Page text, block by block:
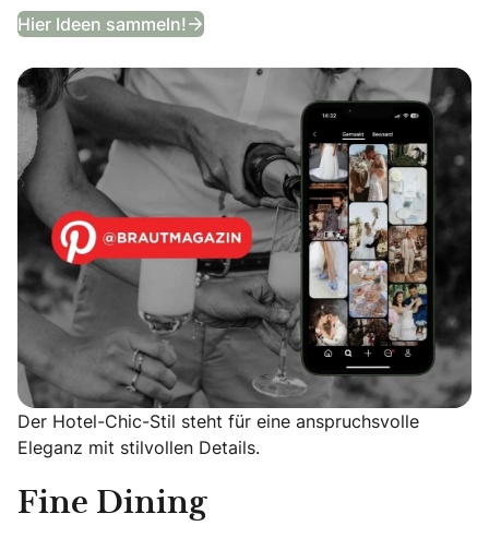
Hier Ideen sammeln! Entdeckt unser Hochzeits-
Der Hotel-Chic-Stil steht für eine anspruchsvolle
Eleganz mit stilvollen Details.
Fine Dining